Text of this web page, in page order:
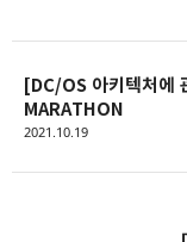
[DC/OS 아키텍처에
MARATHON
2021.10.19